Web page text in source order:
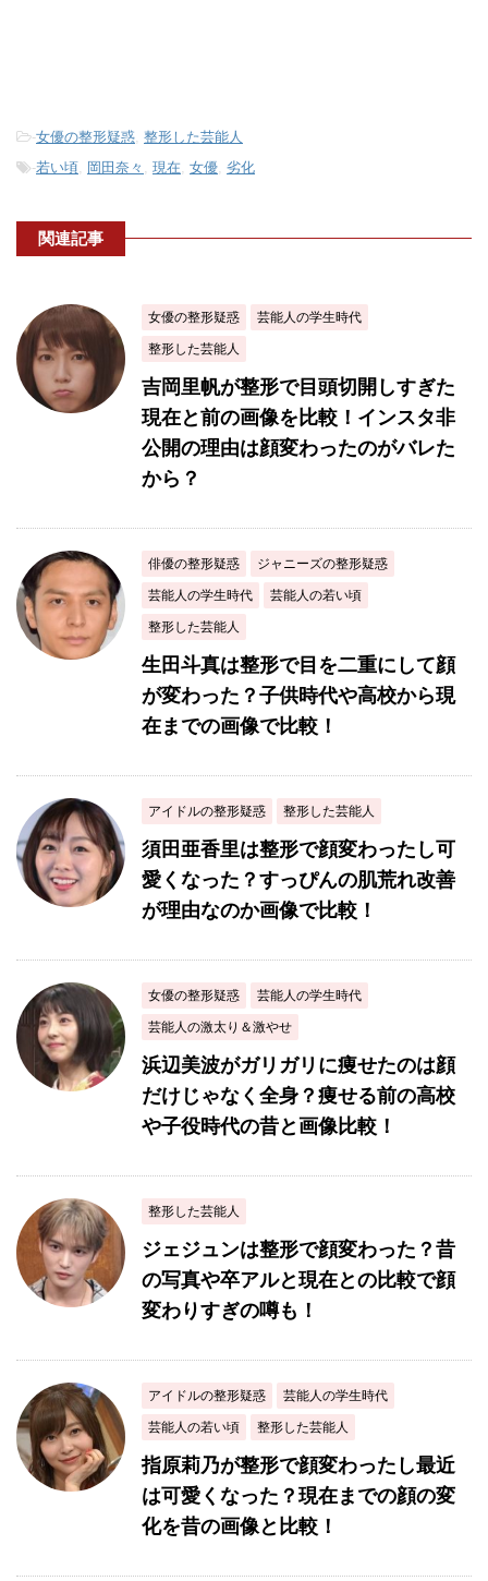
-女優の整形疑惑 整形した芸能人
-若い頃 岡田奈々 現在 女優 劣化
関連記事
女優の整形疑惑
芸能人の学生時代
整形した芸能人
吉岡里帆が整形で目頭切開しすぎた
現在と前の画像を比較！インスタ非
公開の理由は顔変わったのがバレた
から？
俳優の整形疑惑
ジャニーズの整形疑惑
芸能人の学生時代
芸能人の若い頃
整形した芸能人
生田斗真は整形で目を二重にして顔
が変わった？子供時代や高校から現
在までの画像で比較！
アイドルの整形疑惑 整形した芸能人
須田亜香里は整形で顔変わったし可
愛くなった？すっぴんの肌荒れ改善
が理由なのか画像で比較！
女優の整形疑惑
芸能人の学生時代
芸能人の激太り＆激やせ
浜辺美波がガリガリに痩せたのは顔
だけじゃなく全身？痩せる前の高校
や子役時代の昔と画像比較！
整形した芸能人
ジェジュンは整形で顔変わった？昔
の写真や卒アルと現在との比較で顔
変わりすぎの噂も！
アイドルの整形疑惑
芸能人の学生時代
芸能人の若い頃
整形した芸能人
指原莉乃が整形で顔変わったし最近
は可愛くなった？現在までの顔の変
化を昔の画像と比較！